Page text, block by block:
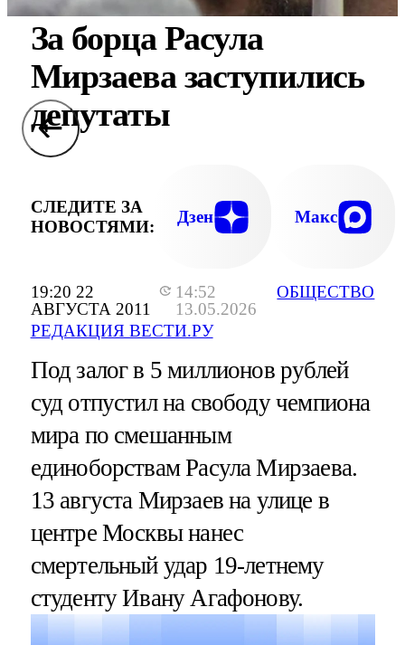
19:20 22
АВГУСТА 2011
14:52
13.05.2026
РЕДАКЦИЯ ВЕСТИ.РУ
ОБЩЕСТВО
За борца Расула
Мирзаева заступились
депутаты
СЛЕДИТЕ ЗА
НОВОСТЯМИ:
Дзен Макс
Под залог в 5 миллионов рублей
суд отпустил на свободу чемпиона
мира по смешанным
единоборствам Расула Мирзаева.
13 августа Мирзаев на улице в
центре Москвы нанес
смертельный удар 19-летнему
студенту Ивану Агафонову.